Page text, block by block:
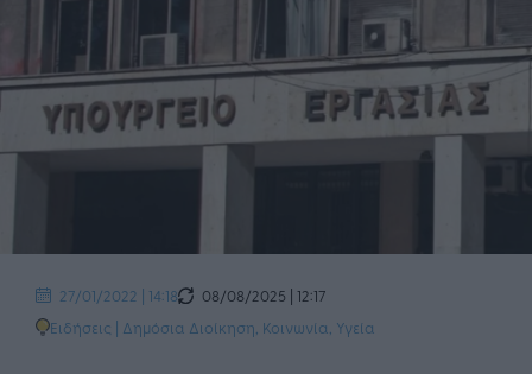
27/01/2022 | 14:18
08/08/2025 | 12:17
Ειδήσεις | Δημόσια Διοίκηση Κοινωνία Υγεία